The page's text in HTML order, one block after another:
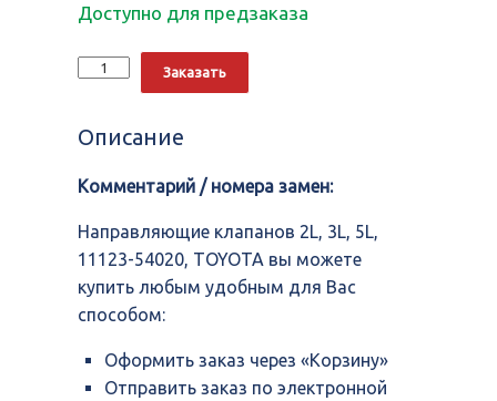
Доступно для предзаказа
Количество
Направляющие
3L,
11123-
TOYOTA
Заказать
Описание
Комментарий / номера замен:
Направляющие клапанов 2L, 3L, 5L,
11123-54020, TOYOTA вы можете
купить любым удобным для Вас
способом:
Оформить заказ через «Корзину»
Отправить заказ по электронной